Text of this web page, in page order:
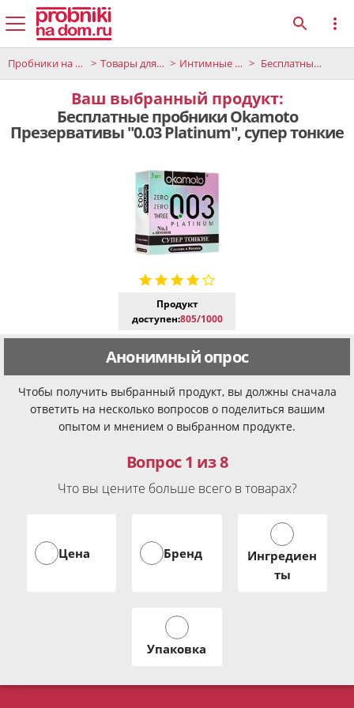
Пробники на дом Товары для взрослых Интимные принадлежности Бесплатные пробники Okamоto Презервативы "0.03 Platinum", супер тонкие
Ваш выбранный продукт:
Бесплатные пробники Okamоto
Презервативы "0.03 Platinum", супер тонкие
Продукт
доступен:805/1000
Анонимный опрос
Чтобы получить выбранный продукт, вы должны сначала
ответить на несколько вопросов о поделиться вашим
опытом и мнением о выбранном продукте.
Вопрос 1 из 8
Что вы цените больше всего в товарах?
Цена Бренд
Ингредиен
ты
Упаковка